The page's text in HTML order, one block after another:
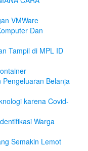
VMWare
Dan
Tampil di MPL ID
Belanja
karena Covid-
Warga
Semakin Lemot